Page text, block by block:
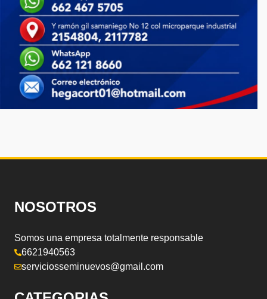
NOSOTROS
Somos una empresa totalmente responsable
6621940563
serviciosseminuevos@gmail.com